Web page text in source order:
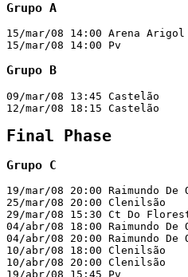
Grupo A
15/mar/08 14:00
15/mar/08 14:00
Grupo B
09/mar/08 13:45
12/mar/08 18:15
Final Phase
Grupo C
19/mar/08 20:00
25/mar/08 20:00
29/mar/08 15:30
04/abr/08 18:00
04/abr/08 20:00
10/abr/08 18:00
10/abr/08 20:00
19/abr/08 15:45